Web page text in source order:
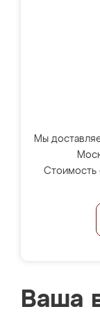
Мы
Стоимость
Ваша